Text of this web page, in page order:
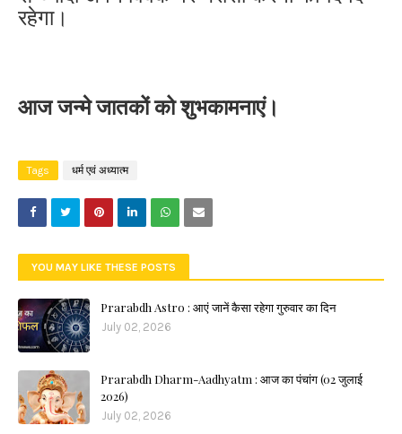
रहेगा।
आज जन्मे जातकों को शुभकामनाएं।
Tags धर्म एवं अध्यात्म
YOU MAY LIKE THESE POSTS
Prarabdh Astro : आएं जानें कैसा रहेगा गुरुवार का दिन
July 02, 2026
Prarabdh Dharm-Aadhyatm : आज का पंचांग (02 जुलाई
2026)
July 02, 2026